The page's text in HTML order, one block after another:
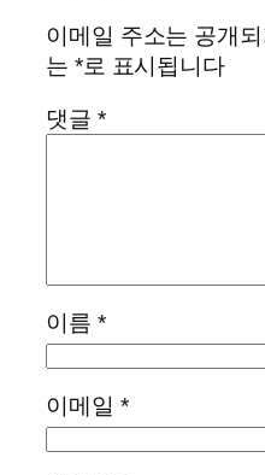
이메일 주소는 공개
는 *로 표시됩니다
댓글 *
이름 *
이메일 *